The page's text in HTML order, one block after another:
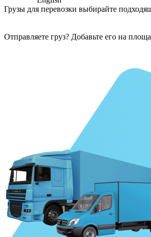
Грузы для перевозки выбирайте
Отправляете груз? Добавьте его на